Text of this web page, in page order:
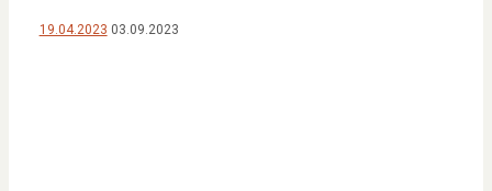
19.04.2023 03.09.2023